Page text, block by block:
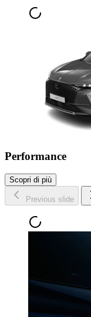
Performance
Scopri di più
Previous slide